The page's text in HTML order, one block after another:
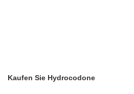
Kaufen Sie Hydrocodone